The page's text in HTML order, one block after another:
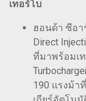
เทอร์โบ
ฮอนด้า ซีอา
Direct
ที่มาพร้อมเ
190 แรงม้า